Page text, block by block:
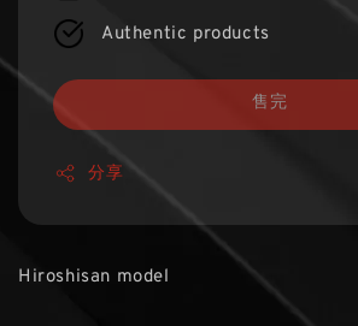
Authentic products
售完
分享
Hiroshisan model